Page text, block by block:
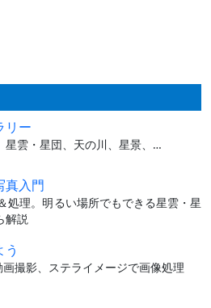
リー
星雲・星団、天の川、星景、…
真入門
処理。明るい場所でもできる星雲・星
解説
画撮影、ステライメージで画像処理